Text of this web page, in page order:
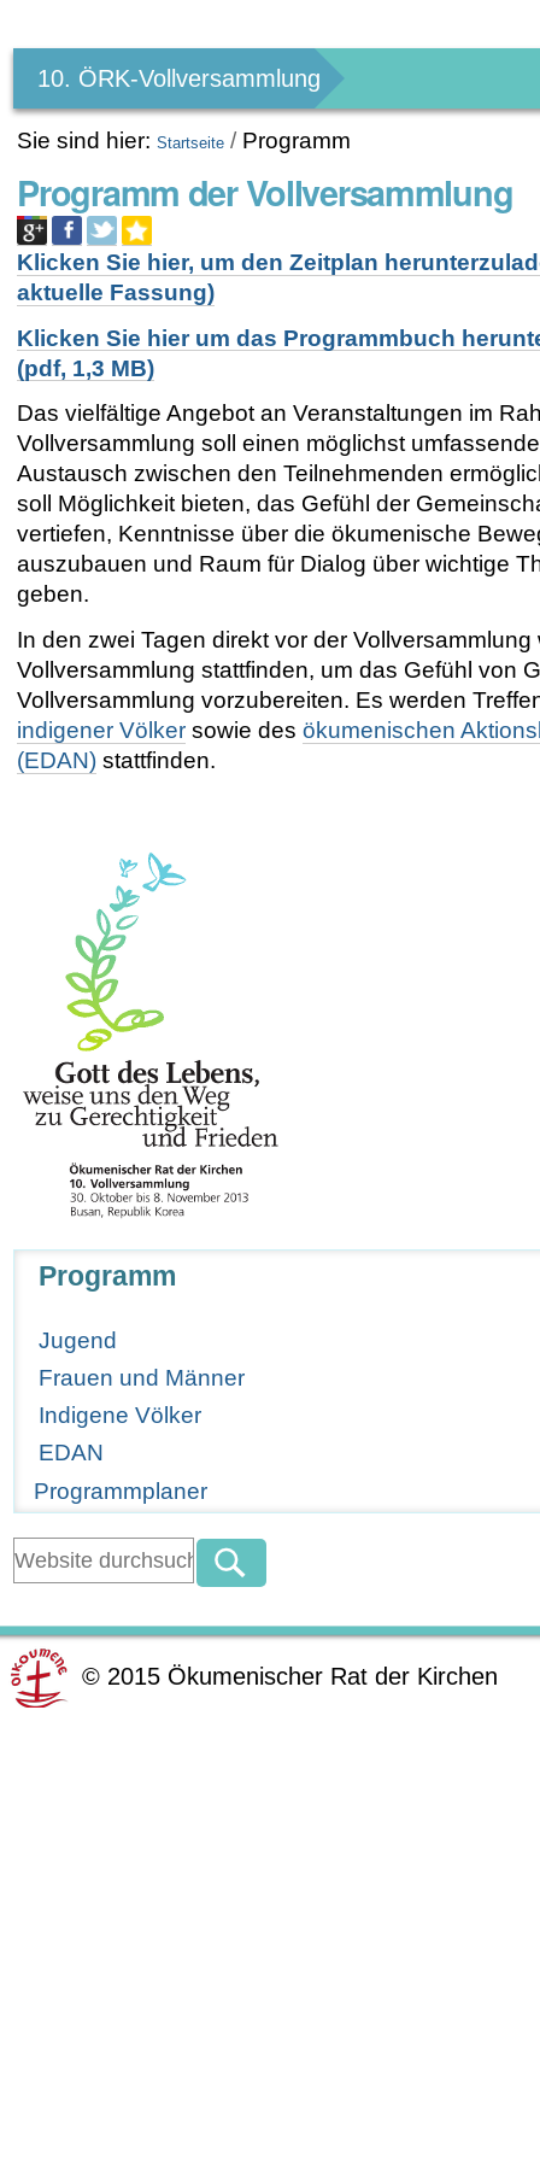
Werkzeuge
10. ÖRK-Vollversammlung
Sie sind hier: Startseite / Programm
Programm der Vollversammlung
Klicken Sie hier, um den Zeitplan
aktuelle Fassung)
Klicken Sie hier um das Programmbuch
(pdf, 1,3 MB)
Das vielfältige Angebot an Veranstaltungen im
Vollversammlung soll einen möglichst
Austausch zwischen den Teilnehmenden
soll Möglichkeit bieten, das Gefühl der
vertiefen, Kenntnisse über die ökumenische
auszubauen und Raum für Dialog über wichtige
geben.
In den zwei Tagen direkt vor der
Vollversammlung stattfinden, um das Gefühl von
Vollversammlung vorzubereiten. Es werden
indigener Völker sowie desökumenischen
(EDAN) stattfinden.
Programm
Jugend
Frauen und Männer
Indigene Völker
EDAN
Programmplaner
© 2015 Ökumenischer Rat der Kirchen